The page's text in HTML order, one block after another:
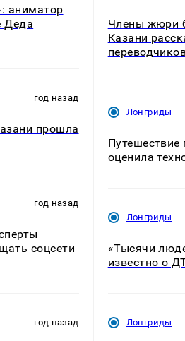
аниматор
Деда
год назад
прошла
год назад
соцсети
год назад
Члены жюри
Казани
Лонгриды
оценила
Лонгриды
«Тысячи
известно о
Лонгриды